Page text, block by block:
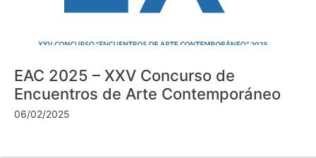
EAC 2025 – XXV Concurso de
Encuentros de Arte Contemporáneo
06/02/2025